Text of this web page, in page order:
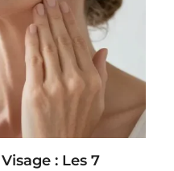
: Les 7